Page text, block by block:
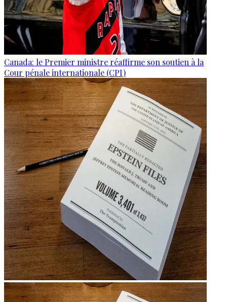
Canada: le Premier ministre réaffirme son soutien à la
Cour pénale internationale (CPI)